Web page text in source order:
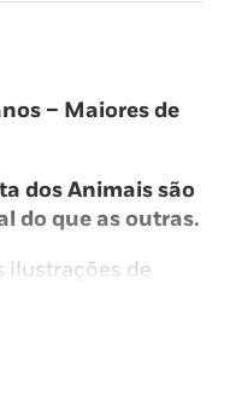
– Maiores de
dos Animais são
do que as outras.
ilustrações de
carácter único a
a fãs de